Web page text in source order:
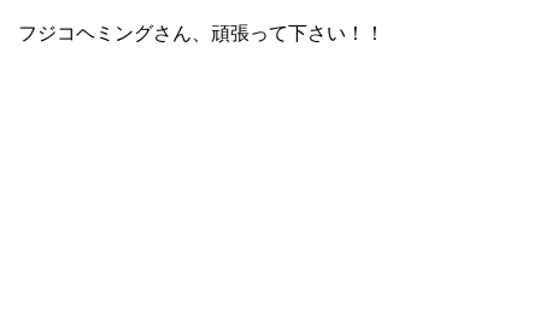
フジコヘミングさん、頑張って下さい！！